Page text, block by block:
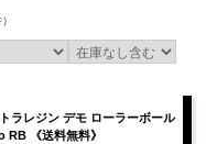
ラレジン デモ ローラーボール
《送料無料》